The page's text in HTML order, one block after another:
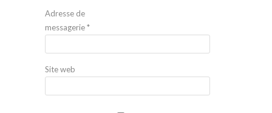
Adresse de
messagerie*
Site web